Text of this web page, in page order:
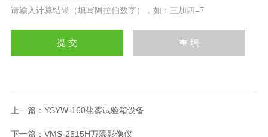
请输入计算结果（填写阿拉伯数字），如：三加四=7
上一篇： YSYW-160盐雾试验箱设备
下一篇： VMS-2515H万濠影像仪